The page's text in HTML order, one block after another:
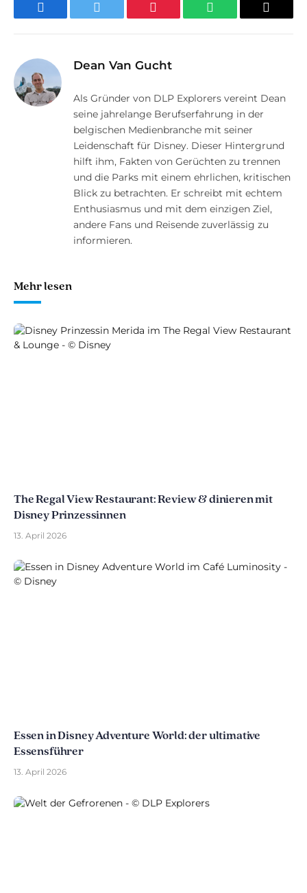
Facebook Twitter Pinterest WhatsApp E-
Dean Van Gucht
Als Gründer von DLP Explorers vereint Dean
seine jahrelange Berufserfahrung in der
belgischen Medienbranche mit seiner
Leidenschaft für Disney. Dieser Hintergrund
hilft ihm, Fakten von Gerüchten zu trennen
und die Parks mit einem ehrlichen, kritischen
Blick zu betrachten. Er schreibt mit echtem
Enthusiasmus und mit dem einzigen Ziel,
andere Fans und Reisende zuverlässig zu
informieren.
Mehr lesen
The Regal View Restaurant: Review & dinieren mit
Disney Prinzessinnen
13. April 2026
Essen in Disney Adventure World: der ultimative
Essensführer
13. April 2026